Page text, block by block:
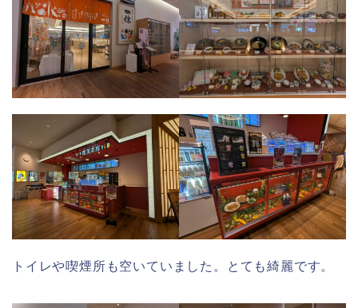
トイレや喫煙所も空いていました。とても綺麗です。